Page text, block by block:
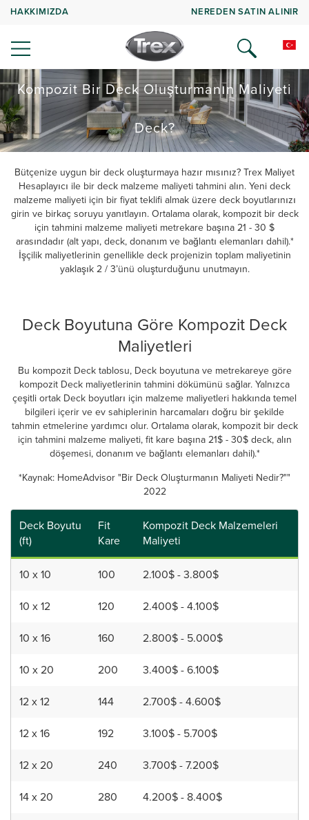
HAKKIMIZDA NEREDEN SATIN ALINIR
Kompozit Bir Deck Oluşturmanın Maliyeti
Deck?
Bütçenize uygun bir deck oluşturmaya hazır mısınız? Trex Maliyet
Hesaplayıcı ile bir deck malzeme maliyeti tahmini alın. Yeni deck
malzeme maliyeti için bir fiyat teklifi almak üzere deck boyutlarınızı
girin ve birkaç soruyu yanıtlayın. Ortalama olarak, kompozit bir deck
için tahmini malzeme maliyeti metrekare başına 21 - 30 $
arasındadır (alt yapı, deck, donanım ve bağlantı elemanları dahil).*
İşçilik maliyetlerinin genellikle deck projenizin toplam maliyetinin
yaklaşık 2 / 3’ünü oluşturduğunu unutmayın.
Deck Boyutuna Göre Kompozit Deck
Maliyetleri
Bu kompozit Deck tablosu, Deck boyutuna ve metrekareye göre
kompozit Deck maliyetlerinin tahmini dökümünü sağlar. Yalnızca
çeşitli ortak Deck boyutları için malzeme maliyetleri hakkında temel
bilgileri içerir ve ev sahiplerinin harcamaları doğru bir şekilde
tahmin etmelerine yardımcı olur. Ortalama olarak, kompozit bir deck
için tahmini malzeme maliyeti, fit kare başına 21$ - 30$ deck, alın
döşemesi, donanım ve bağlantı elemanları dahil).*
*Kaynak: HomeAdvisor "Bir Deck Oluşturmanın Maliyeti Nedir?""
2022
Deck Boyutu
(ft)
Fit
Kare
Kompozit Deck Malzemeleri
Maliyeti
10 x 10 100
2.100$ - 3.800$
10 x 12
120
2.400$ - 4.100$
10 x 16
160
2.800$ - 5.000$
10 x 20
200
3.400$ - 6.100$
12 x 12
144
2.700$ - 4.600$
12 x 16
192
3.100$ - 5.700$
12 x 20
240
3.700$ - 7.200$
14 x 20
280
4.200$ - 8.400$